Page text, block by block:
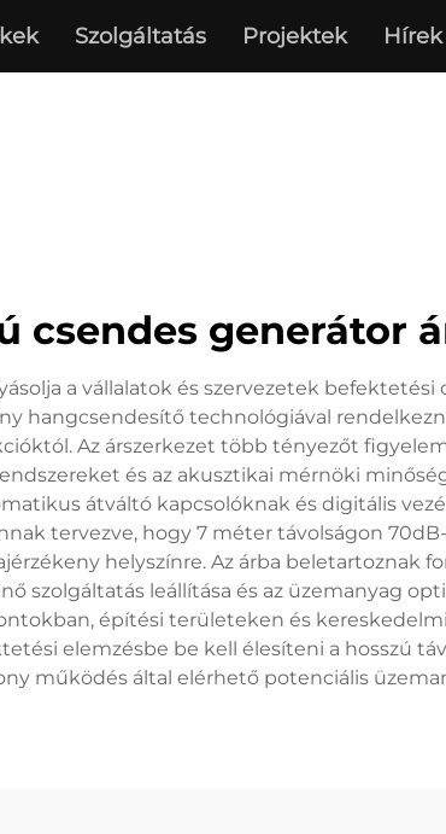
Szolgáltatás Projektek Hírek
csendes generátor
a vállalatok és szervezetek
hangcsendesítő technológiával
Az árszerkezet több tényezőt
és az akusztikai mérnöki
átváltó kapcsolóknak és digitális
tervezve, hogy 7 méter távolságon
helyszínre. Az árba beletartoznak
szolgáltatás leállítása és az üzemanyag
építési területeken és
elemzésbe be kell élesíteni a hosszú
működés által elérhető potenciális